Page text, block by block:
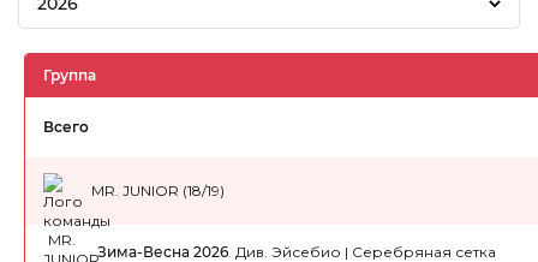
Группа
Всего
MR. JUNIOR (18/19)
Зима-Весна 2026. Див. Эйсебио | Серебряная сетка